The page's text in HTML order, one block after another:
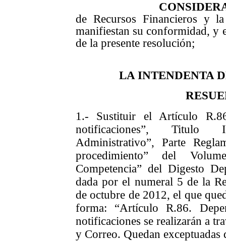
de Recursos Financieros y
manifiestan su conformidad, y
de la presente resolución;
LA INTENDENTA
1.- Sustituir el Artículo
notificaciones”, Titulo
Administrativo”, Parte
procedimiento” del
Competencia” del Digesto
dada por el numeral 5 de la
de octubre de 2012, el que
forma: “Artículo R.86.
notificaciones se realizarán a
y Correo. Quedan exceptuadas